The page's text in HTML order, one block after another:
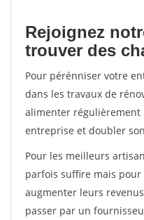
Rejoignez
trouver des
Pour pérénniser votre
dans les travaux de
alimenter régulièrement
entreprise et doubler
Pour les meilleurs
parfois suffire mais
augmenter leurs
passer par un